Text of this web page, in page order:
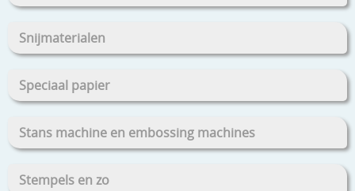
Snijmaterialen
Speciaal papier
Stans machine en embossing machines
Stempels en zo